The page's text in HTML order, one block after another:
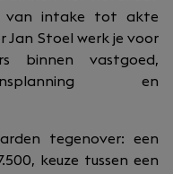
van intake tot akte
Stoel werk je voor
binnen vastgoed,
en
tegenover: een
keuze tussen een